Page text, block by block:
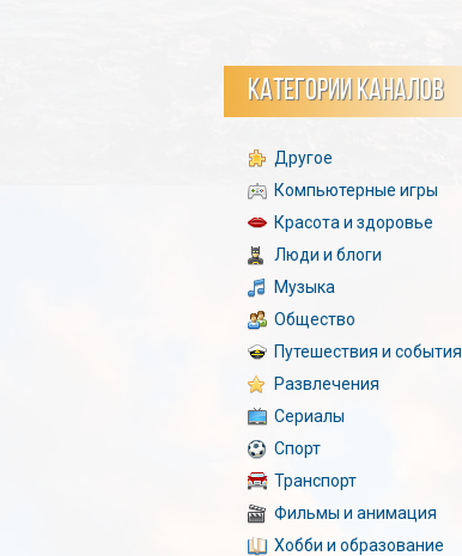
КАТЕГОРИИ КАНАЛОВ
Другое
Компьютерные игры
Красота и здоровье
Люди и блоги
Музыка
Общество
Путешествия и события
Развлечения
Сериалы
Спорт
Транспорт
Фильмы и анимация
Хобби и образование